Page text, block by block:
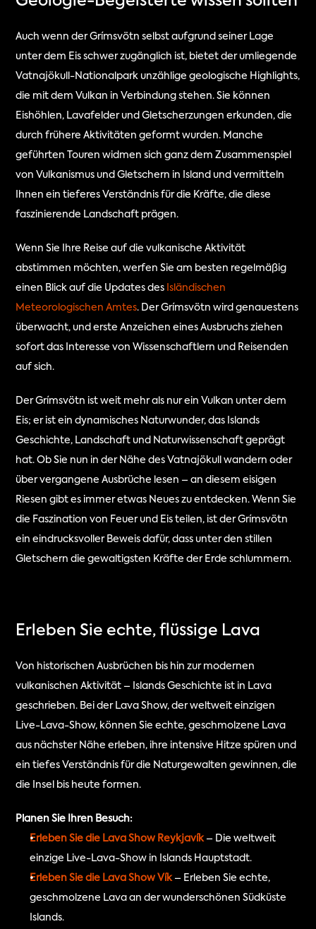
Auch wenn der Grímsvötn selbst aufgrund seiner Lage
unter dem Eis schwer zugänglich ist, bietet der umliegende
Vatnajökull-Nationalpark unzählige geologische Highlights,
die mit dem Vulkan in Verbindung stehen. Sie können
Eishöhlen, Lavafelder und Gletscherzungen erkunden, die
durch frühere Aktivitäten geformt wurden. Manche
geführten Touren widmen sich ganz dem Zusammenspiel
von Vulkanismus und Gletschern in Island und vermitteln
Ihnen ein tieferes Verständnis für die Kräfte, die diese
faszinierende Landschaft prägen.
Wenn Sie Ihre Reise auf die vulkanische Aktivität
abstimmen möchten, werfen Sie am besten regelmäßig
einen Blick auf die Updates des Isländischen
Meteorologischen Amtes. Der Grímsvötn wird genauestens
überwacht, und erste Anzeichen eines Ausbruchs ziehen
sofort das Interesse von Wissenschaftlern und Reisenden
auf sich.
Der Grímsvötn ist weit mehr als nur ein Vulkan unter dem
Eis; er ist ein dynamisches Naturwunder, das Islands
Geschichte, Landschaft und Naturwissenschaft geprägt
hat. Ob Sie nun in der Nähe des Vatnajökull wandern oder
über vergangene Ausbrüche lesen – an diesem eisigen
Riesen gibt es immer etwas Neues zu entdecken. Wenn Sie
die Faszination von Feuer und Eis teilen, ist der Grímsvötn
ein eindrucksvoller Beweis dafür, dass unter den stillen
Gletschern die gewaltigsten Kräfte der Erde schlummern.
Erleben Sie echte, flüssige Lava
Von historischen Ausbrüchen bis hin zur modernen
vulkanischen Aktivität – Islands Geschichte ist in Lava
geschrieben. Bei der Lava Show, der weltweit einzigen
Live-Lava-Show, können Sie echte, geschmolzene Lava
aus nächster Nähe erleben, ihre intensive Hitze spüren und
ein tiefes Verständnis für die Naturgewalten gewinnen, die
die Insel bis heute formen.
Planen Sie Ihren Besuch:
Erleben Sie die Lava Show Reykjavík – Die weltweit
einzige Live-Lava-Show in Islands Hauptstadt.
Erleben Sie die Lava Show Vík – Erleben Sie echte,
geschmolzene Lava an der wunderschönen Südküste
Islands.